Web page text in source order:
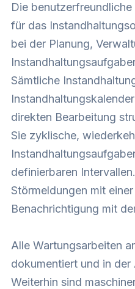
Die
für das
bei der Planung,
Sämtliche
direkten Bearbeitung
Sie zyklische,
definierbaren
Störmeldungen mit
Benachrichtigung mit
Alle Wartungsarbeiten
dokumentiert und in
Weiterhin sind